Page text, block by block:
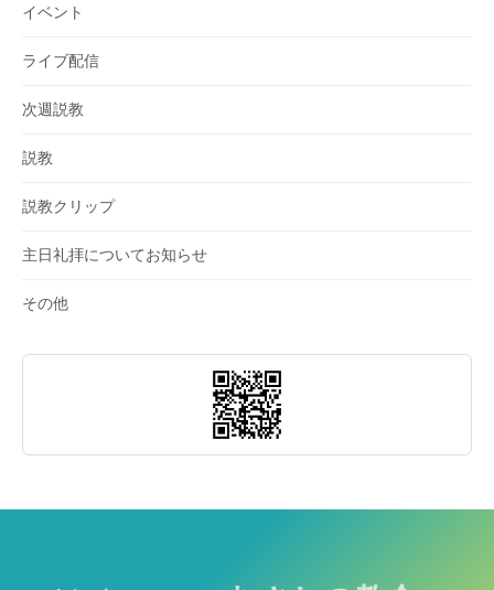
イベント
ライブ配信
次週説教
説教
説教クリップ
主日礼拝についてお知らせ
その他